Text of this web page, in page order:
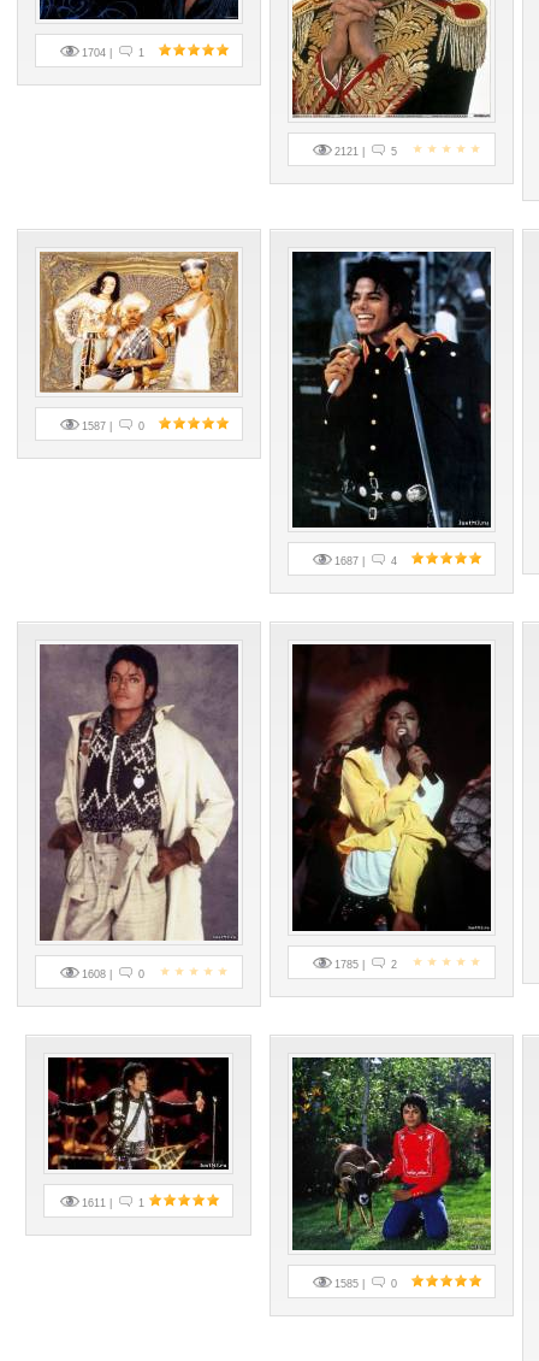
1704 | 1
2121 | 5
1587 | 0
1687 | 4
1608 | 0
1785 | 2
1611 | 1
1585 | 0